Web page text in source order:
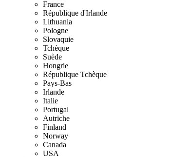
France
République d'Irlande
Lithuania
Pologne
Slovaquie
Tchèque
Suède
Hongrie
République Tchèque
Pays-Bas
Irlande
Italie
Portugal
Autriche
Finland
Norway
Canada
USA